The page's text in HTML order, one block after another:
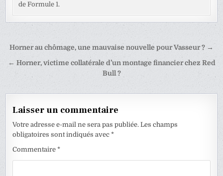
de Formule 1.
Navigation
de
Horner au chômage, une mauvaise nouvelle pour Vasseur ? →
← Horner, victime collatérale d’un montage financier chez Red
Bull ?
Laisser un commentaire
Votre adresse e-mail ne sera pas publiée. Les champs
obligatoires sont indiqués avec*
Commentaire*